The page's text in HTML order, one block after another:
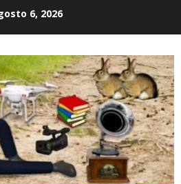
6, 2026